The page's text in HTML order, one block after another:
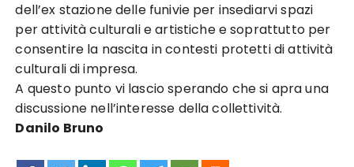
dell’ex stazione delle funivie per insediarvi spazi
per attività culturali e artistiche e soprattutto per
consentire la nascita in contesti protetti di attività
culturali di impresa.
A questo punto vi lascio sperando che si apra una
discussione nell’interesse della collettività.
Danilo Bruno